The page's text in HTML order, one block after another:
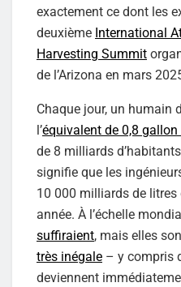
exactement ce dont les
deuxième International
Harvesting Summit
de l’Arizona en mars
Chaque jour, un humain
l’équivalent de 0,8 gallon
de 8 milliards
signifie que les
10 000 milliards de litres
année. À l’échelle
suffiraient, mais elles
très inégale – y compris
deviennent